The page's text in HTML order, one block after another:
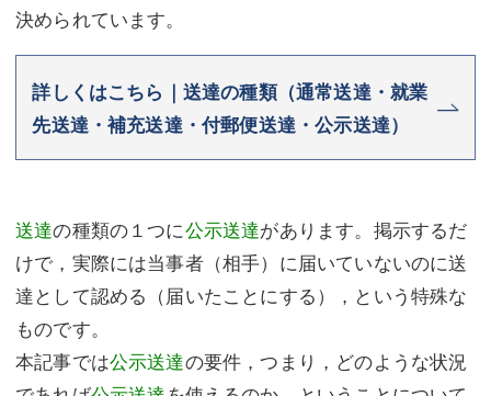
東京事務所 (新宿・四谷)
埼玉事務所 (さいたま市)
川口事務所（埼玉県川口市）
埼玉事務所 (さいたま市)
川口事務所（埼玉県川口市）
お問い合せフォーム
決められています。
詳しくはこちら｜送達の種類（通常送達・就業
先送達・補充送達・付郵便送達・公示送達）
送達の種類の１つに公示送達があります。掲示するだ
けで，実際には当事者（相手）に届いていないのに送
達として認める（届いたことにする），という特殊な
ものです。
本記事では公示送達の要件，つまり，どのような状況